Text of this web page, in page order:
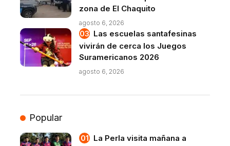
zona de El Chaquito
agosto 6, 2026
Las escuelas santafesinas
vivirán de cerca los Juegos
Suramericanos 2026
agosto 6, 2026
Popular
La Perla visita mañana a